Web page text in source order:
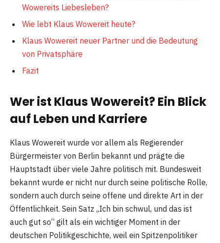
Wowereits Liebesleben?
Wie lebt Klaus Wowereit heute?
Klaus Wowereit neuer Partner und die Bedeutung
von Privatsphäre
Fazit
Wer ist Klaus Wowereit? Ein Blick
auf Leben und Karriere
Klaus Wowereit wurde vor allem als Regierender
Bürgermeister von Berlin bekannt und prägte die
Hauptstadt über viele Jahre politisch mit. Bundesweit
bekannt wurde er nicht nur durch seine politische Rolle,
sondern auch durch seine offene und direkte Art in der
Öffentlichkeit. Sein Satz „Ich bin schwul, und das ist
auch gut so“ gilt als ein wichtiger Moment in der
deutschen Politikgeschichte, weil ein Spitzenpolitiker